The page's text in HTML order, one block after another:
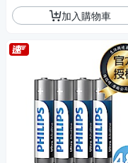
加入購物車